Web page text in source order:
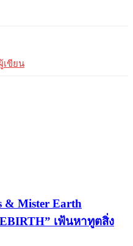
เขียน
& Mister Earth
เฟ้นหาทูตสิ่ง